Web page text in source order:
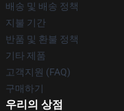
배송 및 배송 정책
지불 기간
반품 및 환불 정책
기타 제품
고객지원 (FAQ)
구매하기
우리의 상점